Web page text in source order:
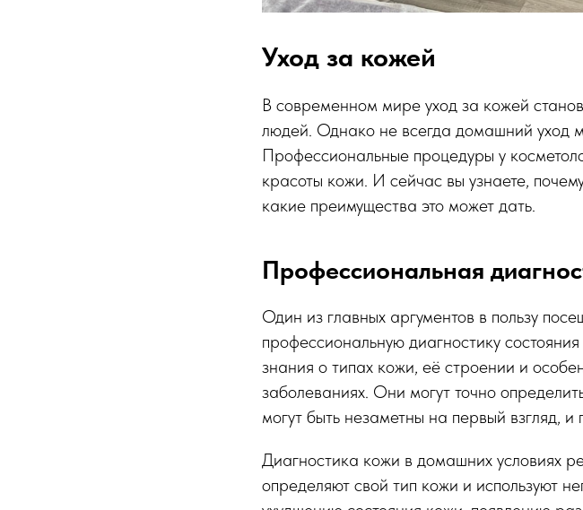
Уход за кожей
В современном мире уход за кожей
людей. Однако не всегда домашний уход
Профессиональные процедуры у
красоты кожи. И сейчас вы узнаете,
какие преимущества это может дать.
Профессиональная
Один из главных аргументов в пользу
профессиональную диагностику
знания о типах кожи, её строении и
заболеваниях. Они могут точно
могут быть незаметны на первый взгляд,
Диагностика кожи в домашних условиях
определяют свой тип кожи и используют